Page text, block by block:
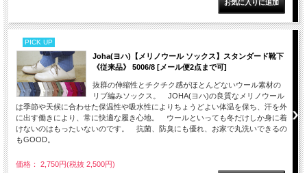
PICK UP
Joha(ヨハ)【メリノウール ソックス】スタンダード靴下
《従来品》 5006/8 [メール便2点まで可]
抜群の伸縮性とチクチク感がほとんどないウール素材の
リブ編みソックス。 JOHA(ヨハ)の良質なメリノウール
は季節や天候に合わせた保温性や吸水性によりちょうどよい体温を保ち、汗を外
に出す働きにより、常に快適な履き心地。 ウールといっても冬だけしか身に着
けないのはもったいないのです。 抗菌、防臭にも優れ、お家で丸洗いできるの
もGOOD。
価格： 2,750円(税抜 2,500円)